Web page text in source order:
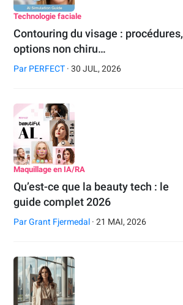
Technologie faciale
Contouring du visage : procédures,
options non chiru…
Par PERFECT · 30 JUL, 2026
Maquillage en IA/RA
Qu’est-ce que la beauty tech : le
guide complet 2026
ParGrant Fjermedal · 21 MAI, 2026